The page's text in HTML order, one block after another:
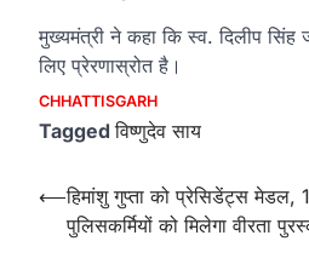
मुख्यमंत्री ने कहा कि स्व. दिलीप
लिए प्रेरणास्रोत है।
CHHATTISGARH
Taggedविष्णुदेव साय
Post
navigation
⟵हिमांशु गुप्ता को प्रेसिडेंट्स
पुलिसकर्मियों को मिलेगा वीरता